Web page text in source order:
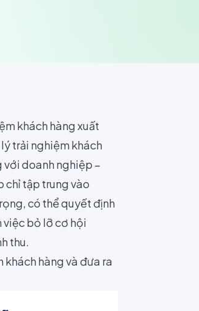
khách hàng xuất
trải nghiệm khách
với doanh nghiệp –
chỉ tập trung vào
có thể quyết định
việc bỏ lỡ cơ hội
thu.
khách hàng và đưa ra